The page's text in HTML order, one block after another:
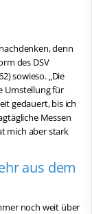
denn
des DSV
sowieso. „Die
Umstellung für
gedauert, bis ich
Messen
mich aber stark
aus dem
noch weit über